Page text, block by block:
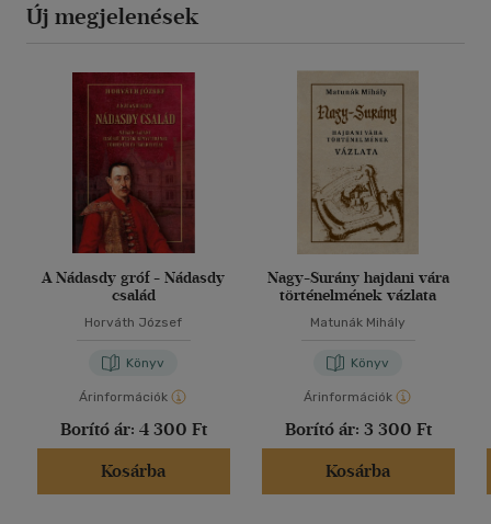
Új megjelenések
A Nádasdy gróf - Nádasdy
család
Horváth József
Könyv
Árinformációk
Borító ár: 4 300 Ft
Kosárba
Nagy-Surány hajdani vára
történelmének vázlata
Matunák Mihály
Könyv
Árinformációk
Borító ár: 3 300 Ft
Kosárba